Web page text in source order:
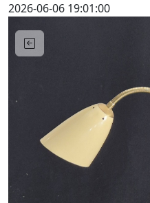
2026-06-06 19:01:00
Previous